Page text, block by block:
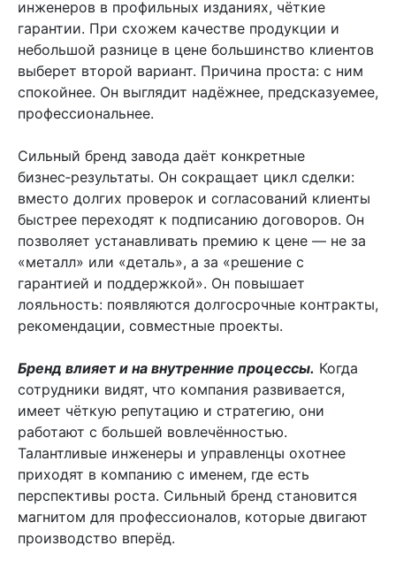
инженеров в профильных изданиях, чёткие
гарантии. При схожем качестве продукции и
небольшой разнице в цене большинство клиентов
выберет второй вариант. Причина проста: с ним
спокойнее. Он выглядит надёжнее, предсказуемее,
профессиональнее.
Сильный бренд завода даёт конкретные
бизнес‑результаты. Он сокращает цикл сделки:
вместо долгих проверок и согласований клиенты
быстрее переходят к подписанию договоров. Он
позволяет устанавливать премию к цене — не за
«металл» или «деталь», а за «решение с
гарантией и поддержкой». Он повышает
лояльность: появляются долгосрочные контракты,
рекомендации, совместные проекты.
Бренд влияет и на внутренние процессы. Когда
сотрудники видят, что компания развивается,
имеет чёткую репутацию и стратегию, они
работают с большей вовлечённостью.
Талантливые инженеры и управленцы охотнее
приходят в компанию с именем, где есть
перспективы роста. Сильный бренд становится
магнитом для профессионалов, которые двигают
производство вперёд.